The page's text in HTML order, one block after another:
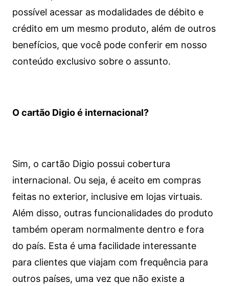
possível acessar as modalidades de débito e
crédito em um mesmo produto, além de outros
benefícios, que você pode conferir em nosso
conteúdo exclusivo sobre o assunto.
O cartão Digio é internacional?
Sim, o cartão Digio possui cobertura
internacional. Ou seja, é aceito em compras
feitas no exterior, inclusive em lojas virtuais.
Além disso, outras funcionalidades do produto
também operam normalmente dentro e fora
do país. Esta é uma facilidade interessante
para clientes que viajam com frequência para
outros países, uma vez que não existe a